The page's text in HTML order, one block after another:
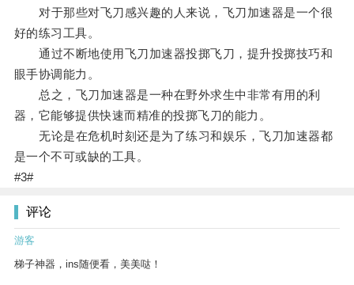
对于那些对飞刀感兴趣的人来说，飞刀加速器是一个很
好的练习工具。
通过不断地使用飞刀加速器投掷飞刀，提升投掷技巧和
眼手协调能力。
总之，飞刀加速器是一种在野外求生中非常有用的利
器，它能够提供快速而精准的投掷飞刀的能力。
无论是在危机时刻还是为了练习和娱乐，飞刀加速器都
是一个不可或缺的工具。
#3#
评论
游客
梯子神器，ins随便看，美美哒！